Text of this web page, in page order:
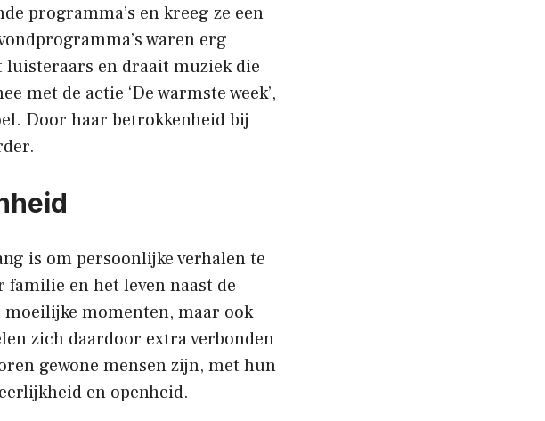
programma’s en kreeg ze een
waren erg
luisteraars en draait muziek die
met de actie ‘De warmste week’,
Door haar betrokkenheid bij
is om persoonlijke verhalen te
familie en het leven naast de
momenten, maar ook
zich daardoor extra verbonden
gewone mensen zijn, met hun
en openheid.